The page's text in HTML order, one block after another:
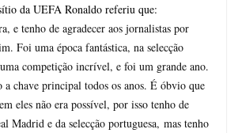
da UEFA Ronaldo referiu que:
e tenho de agradecer aos jornalistas por
Foi uma época fantástica, na selecção
competição incrível, e foi um grande ano.
a chave principal todos os anos. É óbvio que
eles não era possível, por isso tenho de
Madrid e da selecção portuguesa, mas tenho